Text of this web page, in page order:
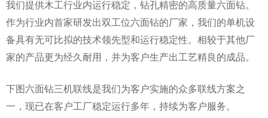
我们提供木工行业内运行稳定，钻孔精密的高质量六面钻。
作为行业内首家研发出双工位六面钻的厂家，我们的单机设
备具有无可比拟的技术领先型和运行稳定性。相较于其他厂
家的产品更为经久耐用，并为客户生产出工艺精良的成品。
下图六面钻三机联线是我们为客户实施的众多联线方案之
一，现已在客户工厂稳定运行多年，持续为客户服务。